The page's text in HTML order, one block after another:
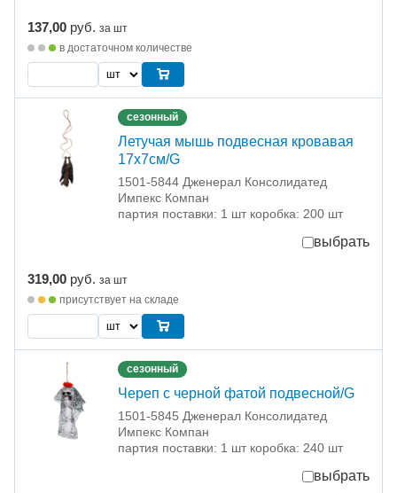
137,00 руб. за шт
в достаточном количестве
сезонный
Летучая мышь подвесная кровавая
17х7см/G
1501-5844 Дженерал Консолидатед
Импекс Компан
партия поставки: 1 шт коробка: 200 шт
выбрать
319,00 руб. за шт
присутствует на складе
сезонный
Череп с черной фатой подвесной/G
1501-5845 Дженерал Консолидатед
Импекс Компан
партия поставки: 1 шт коробка: 240 шт
выбрать